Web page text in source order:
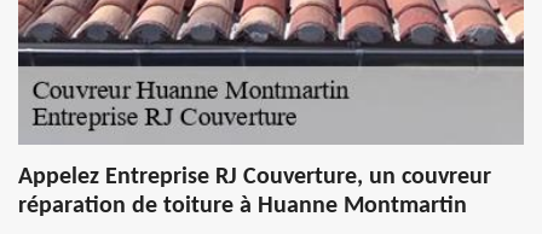
Appelez Entreprise RJ Couverture, un couvreur
réparation de toiture à Huanne Montmartin